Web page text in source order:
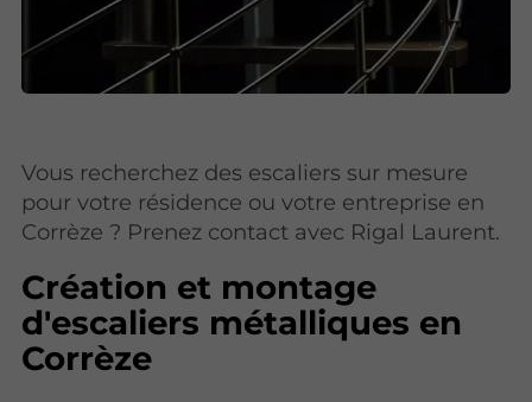
Vous recherchez des escaliers sur mesure
pour votre résidence ou votre entreprise en
Corrèze ? Prenez contact avec Rigal Laurent.
Création et montage
d'escaliers métalliques en
Corrèze